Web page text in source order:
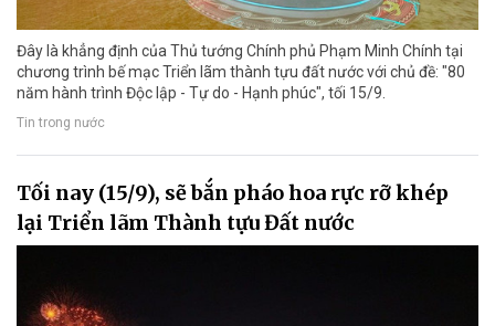
Đây là khẳng định của Thủ tướng Chính phủ Phạm Minh Chính tại
chương trình bế mạc Triển lãm thành tựu đất nước với chủ đề: "80
năm hành trình Độc lập - Tự do - Hạnh phúc", tối 15/9.
Tin trong nước
Tối nay (15/9), sẽ bắn pháo hoa rực rỡ khép
lại Triển lãm Thành tựu Đất nước